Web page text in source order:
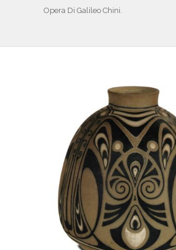
NEWS & EVENTI
CONTATTI
Opera Di Galileo Chini.